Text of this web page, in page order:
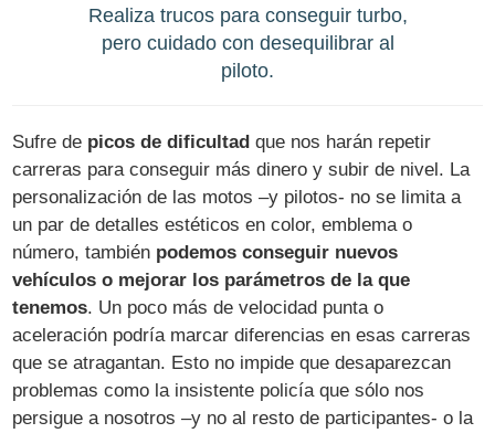
Realiza trucos para conseguir turbo,
pero cuidado con desequilibrar al
piloto.
Sufre de picos de dificultad que nos harán repetir
carreras para conseguir más dinero y subir de nivel. La
personalización de las motos –y pilotos- no se limita a
un par de detalles estéticos en color, emblema o
número, también podemos conseguir nuevos
vehículos o mejorar los parámetros de la que
tenemos. Un poco más de velocidad punta o
aceleración podría marcar diferencias en esas carreras
que se atragantan. Esto no impide que desaparezcan
problemas como la insistente policía que sólo nos
persigue a nosotros –y no al resto de participantes- o la